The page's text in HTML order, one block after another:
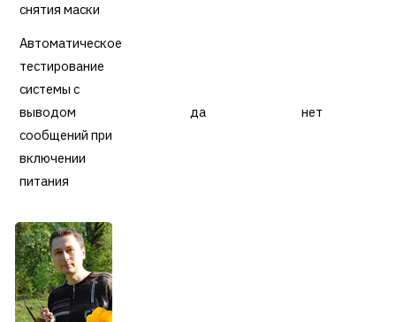
снятия маски
Автоматическое
тестирование
системы с
выводом
сообщений при
включении
питания
да нет